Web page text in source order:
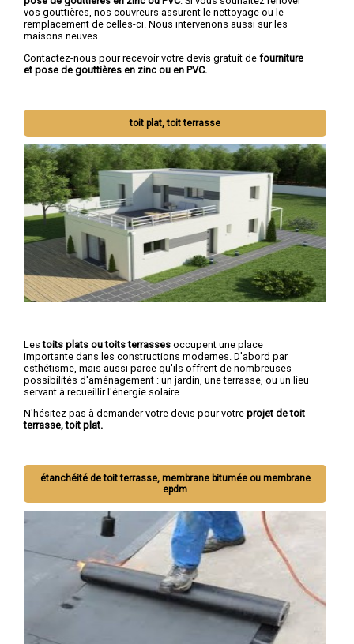
vos gouttières, nos couvreurs assurent le nettoyage ou le
remplacement de celles-ci. Nous intervenons aussi sur les
maisons neuves.
Contactez-nous pour recevoir votre devis gratuit de fourniture
et pose de gouttières en zinc ou en PVC.
toit plat, toit terrasse
Lestoits plats ou toits terrasses occupent une place
importante dans les constructions modernes. D'abord par
esthétisme, mais aussi parce qu'ils offrent de nombreuses
possibilités d'aménagement : un jardin, une terrasse, ou un lieu
servant à recueillir l'énergie solaire.
N'hésitez pas à demander votre devis pour votre projet de toit
terrasse, toit plat.
étanchéité de toit terrasse, membrane bitumée ou membrane
epdm